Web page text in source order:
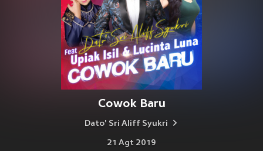
Cowok Baru
Dato' Sri Aliff Syukri
21 Agt 2019